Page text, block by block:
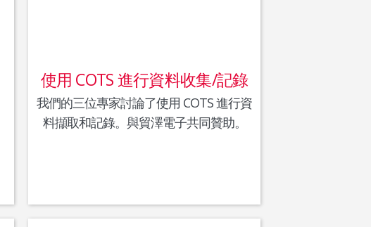
使用 COTS 進行資料收集/記錄
我們的三位專家討論了使用 COTS 進行資
料擷取和記錄。與貿澤電子共同贊助。